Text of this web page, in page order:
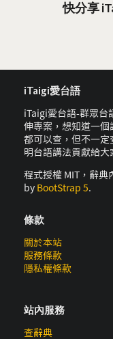
快分享
iTaigi愛台語
iTaigi愛台語-群眾台
伸專案，想知道一
都可以查，但不一
明台語講法貢獻給
程式授權 MIT，辭典
by BootStrap 5.
條款
關於本站
服務條款
隱私權條款
站內服務
查辭典